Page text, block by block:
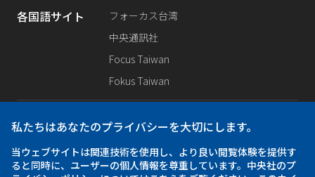
各国語サイト
フォーカス台湾
中央通訊社
Focus Taiwan
Fokus Taiwan
SNS公式
Facebook
Instagram
私たちはあなたのプライバシーを大切にします。
当ウェブサイトは関連技術を使用し、より良い閲覧体験を提供す
ると同時に、ユーザーの個人情報を尊重しています。中央社のプ